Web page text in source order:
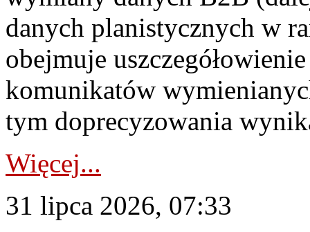
danych planistycznych w
obejmuje
komunikatów
tym doprecyzowania
Więcej...
31 lipca 2026, 07:33